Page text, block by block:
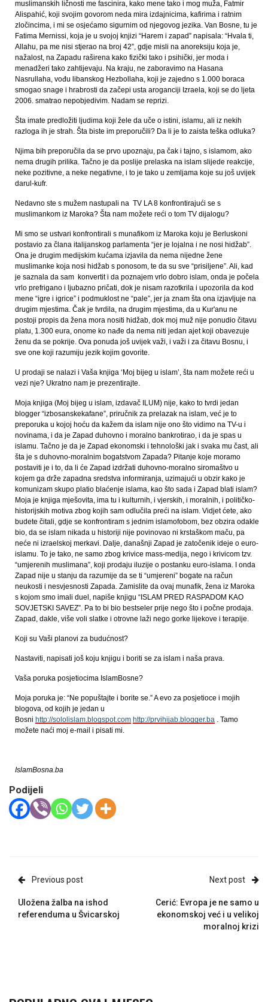
muslimanskih ličnosti me fascinira, kako mene tako i mog muža, Fatmir
Alispahić, koji svojim govorom neda mira izdajnicima, kafirima i ratnim
zločincima, i mi se osjećamo sigurnim od njegovog jezika. Van Bosne, tu je
Fatima Mernissi, koja je u svojoj knjizi “Harem i zapad” napisala: “Hvala ti,
Allahu, pa me nisi stjerao na broj 42”, gdje misli na anoreksiju koja je,
nažalost, na Zapadu raširena kako fizički tako i psihički, jer moda i
menadžeri tako zahtijevaju. Na kraju, ne zaboravimo na Hasana
Nasrullaha, vođu libanskog Hezbollaha, koji je zajedno s 1.000 boraca
smogao snage i hrabrosti da začepi usta aroganciji Izraela, koji se do ljeta
2006. smatrao nepobjedivim. Nadam se reprizi.
Šta imate predložiti ljudima koji žele da uče o istini, islamu, ali iz nekih
razloga ih je strah. Šta biste im preporučili? Da li je to zaista teška odluka?
Njima bih preporučila da se prvo upoznaju, pa čak i tajno, s islamom, ako
nema drugih prilika. Tačno je da poslije prelaska na islam slijede reakcije,
neke pozitivne, a neke negativne, i to je tako u zemljama koje su još uvijek
darul-kufr.
Nedavno ste s mužem nastupali na TV LA 8 konfrontirajući se s
muslimankom iz Maroka? Šta nam možete reći o tom TV dijalogu?
Mi smo se ustvari konfrontirali s munafikom iz Maroka koju je Berluskoni
postavio za člana italijanskog parlamenta “jer je lojalna i ne nosi hidžab”.
Ona je drugim medijskim kućama izjavila da nema nijedne žene
muslimanke koja nosi hidžab s ponosom, te da su sve “prisiljene”. Ali, kad
je saznala da sam konvertit i da poznajem vrlo dobro islam, onda je počela
vrlo prefrigano i ljubazno pričati, dok je nisam razotkrila i upozorila da kod
mene “igre i igrice” i podmuklost ne “pale”, jer ja znam šta ona izjavljuje na
drugim mjestima. Čak je tvrdila, na drugim mjestima, da u Kur'anu ne
postoji propis da žena mora nositi hidžab, dok moj muž nije ponudio čitavu
platu, 1.300 eura, onome ko nađe da nema niti jedan ajet koji obavezuje
ženu da se pokrije. Ova ponuda još uvijek važi, i važi i za čitavu Bosnu, i
sve one koji razumiju jezik kojim govorite.
U prodaji se nalazi i Vaša knjiga ‘Moj bijeg u islam’, šta nam možete reći u
vezi nje? Ukratno nam je prezentirajte.
Moja knjiga (Moj bijeg u islam, izdavač ILUM) nije, kako to tvrdi jedan
blogger “izbosanskekafane”, priručnik za prelazak na islam, već je to
preporuka u kojoj hoću da kažem da islam nije ono što vidimo na TV-u i
novinama, i da je Zapad duhovno i moralno bankrotirao, i da je spas u
islamu. Tačno je da je Zapad ekonomski i tehnološki jak i svaka mu čast, ali
šta je s duhovno-moralnim bogatstvom Zapada? Pitanje koje moramo
postaviti je i to, da li će Zapad izdržati duhovno-moralno siromaštvo u
kojem ga drže zapadna sredstva informiranja, uzimajući u obzir kako je
komunizam skupo platio blaćenje islama, kao što sada i Zapad blati islam?
Moja je knjiga mješovita, ima tu i kulturnih, i vjerskih, i moralnih, i političko-
historijskih motiva zbog kojih sam odlučila preći na islam. Vidjet ćete, ako
budete čitali, gdje se konfrontiram s jednim islamofobom, bez obzira odakle
bio, da se islam nikada u historiji nije povinovao ni krstaškom maču, pa
neće ni izraelskoj merkavi. Dalje, današnji Zapad je zatočenik ideje o euro-
islamu. To je tako, ne samo zbog krivice mass-medija, nego i krivicom tzv.
“umjerenih muslimana”, koji prodaju iluzije o postanku euro-islama. I onda
Zapad nije u stanju da razumije da se ti “umjereni” bogate na račun
neukosti i nesvjesnosti Zapada. Zamislite da ovaj munafik, žena iz Maroka
s kojom smo imali duel, napiše knjigu “ISLAM PRED RASPADOM KAO
SOVJETSKI SAVEZ”. Pa to bi bio bestseler prije nego što i počne prodaja.
Zapad, dakle, više voli slatke i otrovne laži nego gorke lijekove i terapije.
Koji su Vaši planovi za budućnost?
Nastaviti, napisati još koju knjigu i boriti se za islam i naša prava.
Vaša poruka posjetiocima IslamBosne?
Moja poruka je: “Ne popuštajte i borite se.” A evo za posjetioce i mojih
blogova, od kojih je jedan u
Bosni http://sololislam.blogspot.com http://prvihijab.blogger.ba . Tamo
možete naći moj e-mail i pisati mi.
IslamBosna.ba
Podijeli
Previous post
Uložena žalba na ishod
referenduma u Švicarskoj
Next post
Cerić: Evropa je ne samo u
ekonomskoj već i u velikoj
moralnoj krizi